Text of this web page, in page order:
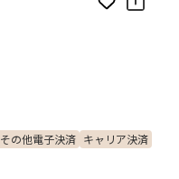
お気に入り
その他電子決済 キャリア決済